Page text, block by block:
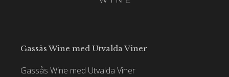
Gassås Wine med Utvalda Viner
Gassås Wine med Utvalda Viner